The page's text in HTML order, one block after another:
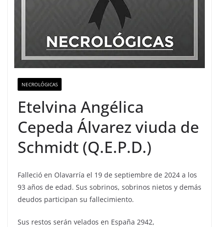
NECROLÓGICAS
Etelvina Angélica
Cepeda Álvarez viuda de
Schmidt (Q.E.P.D.)
Falleció en Olavarría el 19 de septiembre de 2024 a los
93 años de edad. Sus sobrinos, sobrinos nietos y demás
deudos participan su fallecimiento.
Sus restos serán velados en España 2942,